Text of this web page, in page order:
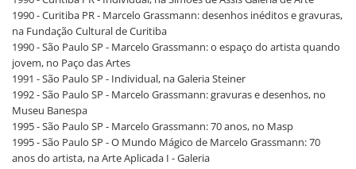
1990 - Curitiba PR - Marcelo Grassmann: desenhos inéditos e gravuras,
na Fundação Cultural de Curitiba
1990 - São Paulo SP - Marcelo Grassmann: o espaço do artista quando
jovem, no Paço das Artes
1991 - São Paulo SP - Individual, na Galeria Steiner
1992 - São Paulo SP - Marcelo Grassmann: gravuras e desenhos, no
Museu Banespa
1995 - São Paulo SP - Marcelo Grassmann: 70 anos, no Masp
1995 - São Paulo SP - O Mundo Mágico de Marcelo Grassmann: 70
anos do artista, na Arte Aplicada I - Galeria